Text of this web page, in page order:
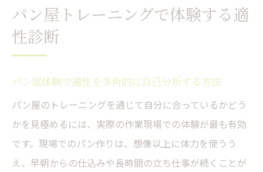
の向き不向き
パン屋で求められるルーチン力と分業適性
の実情
ックリスト
パン屋の仕事に自分が合うかを見極める方法
パン屋で自分の強みを活かすための適性検
証法
パン屋トレーニングで体験する適
性診断
パン屋体験で適性を多角的に自己分析する方法
パン屋のトレーニングを通じて自分に合っているかどう
かを見極めるには、実際の作業現場での体験が最も有効
です。現場でのパン作りは、想像以上に体力を使うう
え、早朝からの仕込みや長時間の立ち仕事が続くことが